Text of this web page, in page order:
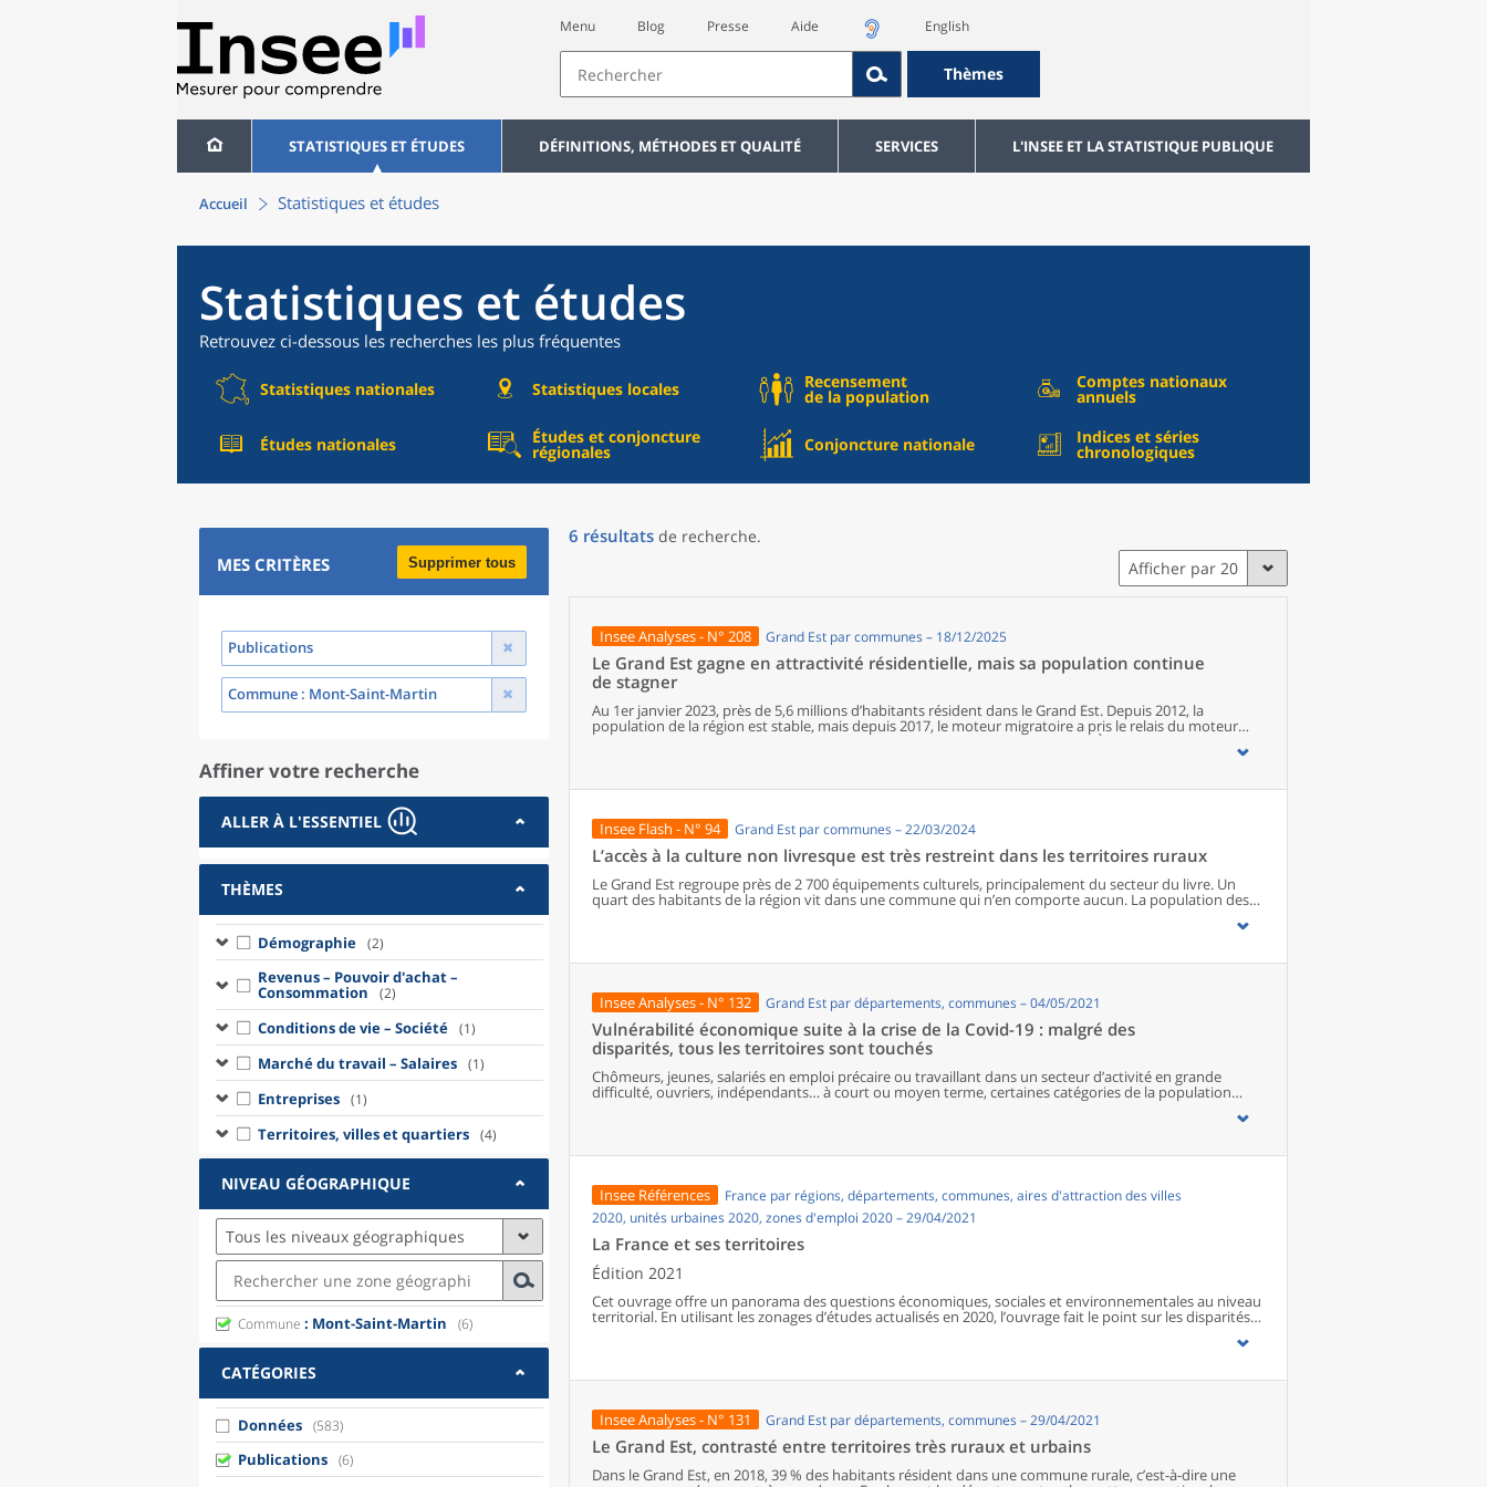
Menu Blog Presse Aide English
Thèmes
STATISTIQUES ET ÉTUDES DÉFINITIONS, MÉTHODES ET QUALITÉ SERVICES L'INSEE ET LA STATISTIQUE PUBLIQUE
Accueil Statistiques et études
Statistiques et études
Retrouvez ci-dessous les recherches les plus fréquentes
Statistiques nationales Statistiques locales Recensement
de la population
Comptes nationaux
annuels
Études nationales Études et conjoncture
régionales Conjoncture nationale Indices et séries
chronologiques
MES CRITÈRES Supprimer tous
Publications
Commune : Mont-Saint-Martin
Affiner votre recherche
ALLER À L'ESSENTIEL
THÈMES
Démographie (2)
Revenus – Pouvoir d'achat –
Consommation (2)
Conditions de vie – Société (1)
Marché du travail – Salaires (1)
Entreprises (1)
Territoires, villes et quartiers (4)
NIVEAU GÉOGRAPHIQUE
Tous les niveaux géographiques
Commune : Mont-Saint-Martin (6)
CATÉGORIES
Données (583)
Publications (6)
6 résultats de recherche.
Afficher par 20
Insee Analyses - N° 208 Grand Est par communes – 18/12/2025
Le Grand Est gagne en attractivité résidentielle, mais sa population continue
de stagner
Au 1er janvier 2023, près de 5,6 millions d’habitants résident dans le Grand Est. Depuis 2012, la
population de la région est stable, mais depuis 2017, le moteur migratoire a pris le relais du moteur
démographique. Le Bas-Rhin est le département le plus attractif de la région. À un niveau
Mulhouse. Particulièrement près du Luxembourg, les zones frontalières attirent de plus en plus
Insee Flash - N° 94
Grand Est par communes – 22/03/2024
L’accès à la culture non livresque est très restreint dans les territoires ruraux
Le Grand Est regroupe près de 2 700 équipements culturels, principalement du secteur du livre. Un
quart des habitants de la région vit dans une commune qui n’en comporte aucun. La population des
départements les plus ruraux de la région a généralement un accès plus restreint à la culture que la
moyenne régionale. Si la plupart des habitants des territoires urbains bénéficient d’une grande variété
habitants des espaces ruraux disposent rarement d’équipements culturels non livresques à proximité.
Insee Analyses - N° 132 Grand Est par départements, communes – 04/05/2021
Vulnérabilité économique suite à la crise de la Covid-19 : malgré des
disparités, tous les territoires sont touchés
Chômeurs, jeunes, salariés en emploi précaire ou travaillant dans un secteur d’activité en grande
difficulté, ouvriers, indépendants… à court ou moyen terme, certaines catégories de la population
seront davantage touchées que d’autres par les conséquences économiques de la crise liée à
telles que la restauration, l’hébergement, le commerce ou encore la culture ont été durement
revenu baisser ou leur emploi supprimé.Les salariés de l’industrie automobile, de la métallurgie ou des
transports pourraient également connaître de semblables difficultés. Les ouvriers, nombreux dans la
région, ont été particulièrement concernés par le chômage partiel et les baisses de rémunération, de
même que les salariés des micro-entreprises. Les non-salariés pourraient également être plus
vulnérables du fait des protections plus limitées qu’offre ce statut. Ces différents profils sont
surreprésentés dans les espaces peu denses de la région.
Insee Références
France par régions, départements, communes, aires d'attraction des villes
2020, unités urbaines 2020, zones d'emploi 2020 – 29/04/2021
La France et ses territoires
Édition 2021
Cet ouvrage offre un panorama des questions économiques, sociales et environnementales au niveau
territorial. En utilisant les zonages d’études actualisés en 2020, l’ouvrage fait le point sur les disparités
géographiques en France, sur les forces et faiblesses des divers territoires ainsi que sur les conditions
Insee Analyses - N° 131 Grand Est par départements, communes – 29/04/2021
Le Grand Est, contrasté entre territoires très ruraux et urbains
Dans le Grand Est, en 2018, 39 % des habitants résident dans une commune rurale, c’est-à-dire une